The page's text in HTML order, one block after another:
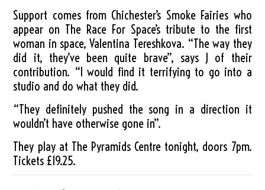
Support comes from Chichester’s Smoke Fairies who
appear on The Race For Space’s tribute to the first
woman in space, Valentina Tereshkova. “The way they
did it, they’ve been quite brave”, says J of their
contribution. “I would find it terrifying to go into a
studio and do what they did.
“They definitely pushed the song in a direction it
wouldn’t have otherwise gone in”.
They play at The Pyramids Centre tonight, doors 7pm.
Tickets £19.25.